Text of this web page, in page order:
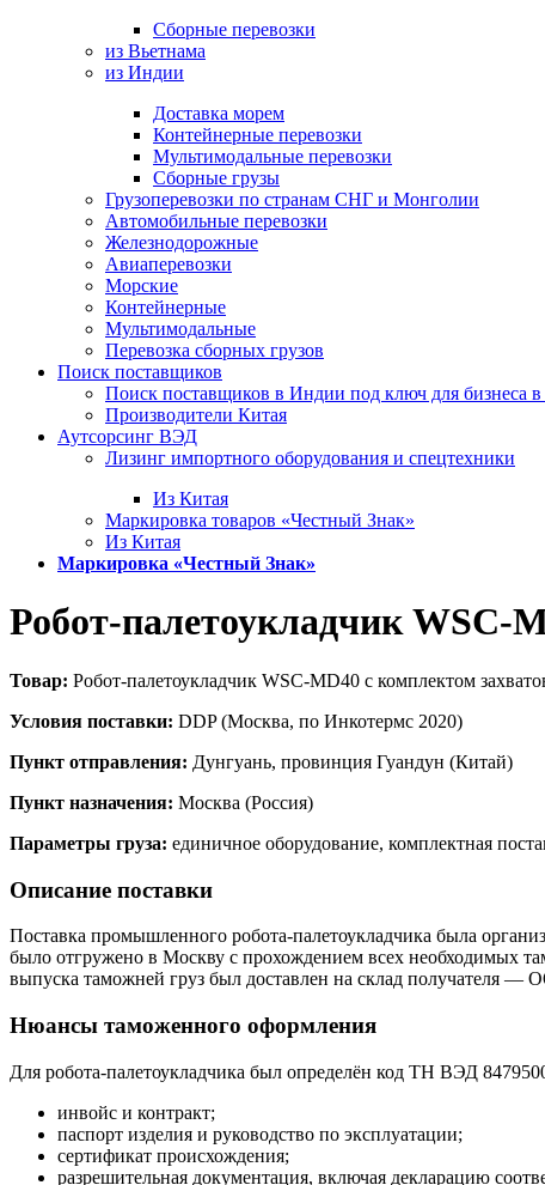
Сборные перевозки
из Вьетнама
из Индии
Доставка морем
Контейнерные перевозки
Мультимодальные перевозки
Сборные грузы
Грузоперевозки по странам СНГ и Монголии
Автомобильные перевозки
Железнодорожные
Авиаперевозки
Морские
Контейнерные
Мультимодальные
Перевозка сборных грузов
Поиск поставщиков
Поиск поставщиков в Индии под ключ для бизнеса в
Производители Китая
Аутсорсинг ВЭД
Лизинг импортного оборудования и спецтехники
Из Китая
Маркировка товаров «Честный Знак»
Из Китая
Маркировка «Честный Знак»
Робот-палетоукладчик WSC-
Товар: Робот-палетоукладчик WSC-MD40 с комплектом
Условия поставки: DDP (Москва, по Инкотермс 2020)
Пункт отправления: Дунгуань, провинция Гуандун (Китай)
Пункт назначения: Москва (Россия)
Параметры груза: единичное оборудование, комплектная
Описание поставки
Поставка промышленного робота-палетоукладчика была
было отгружено в Москву с прохождением всех необходимых
выпуска таможней груз был доставлен на склад получателя
Нюансы таможенного оформления
Для робота-палетоукладчика был определён код ТН ВЭД
инвойс и контракт;
паспорт изделия и руководство по эксплуатации;
сертификат происхождения;
разрешительная документация, включая декларацию